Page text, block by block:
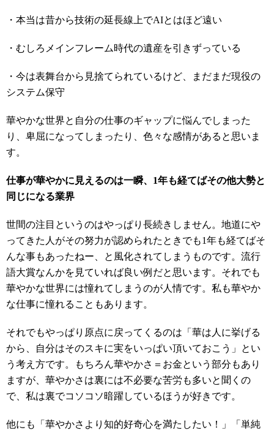
・本当は昔から技術の延長線上でAIとはほど遠い
・むしろメインフレーム時代の遺産を引きずっている
・今は表舞台から見捨てられているけど、まだまだ現役の
システム保守
華やかな世界と自分の仕事のギャップに悩んでしまった
り、卑屈になってしまったり、色々な感情があると思いま
す。
仕事が華やかに見えるのは一瞬、1年も経てばその他大勢と
同じになる業界
世間の注目というのはやっぱり長続きしません。地道にや
ってきた人がその努力が認められたときでも1年も経てばそ
んな事もあったねー、と風化されてしまうものです。流行
語大賞なんかを見ていれば良い例だと思います。それでも
華やかな世界には憧れてしまうのが人情です。私も華やか
な仕事に憧れることもあります。
それでもやっぱり原点に戻ってくるのは「華は人に挙げる
から、自分はそのスキに実をいっぱい頂いておこう」とい
う考え方です。もちろん華やかさ＝お金という部分もあり
ますが、華やかさは裏には不必要な苦労も多いと聞くの
で、私は裏でコソコソ暗躍しているほうが好きです。
他にも「華やかさより知的好奇心を満たしたい！」「単純